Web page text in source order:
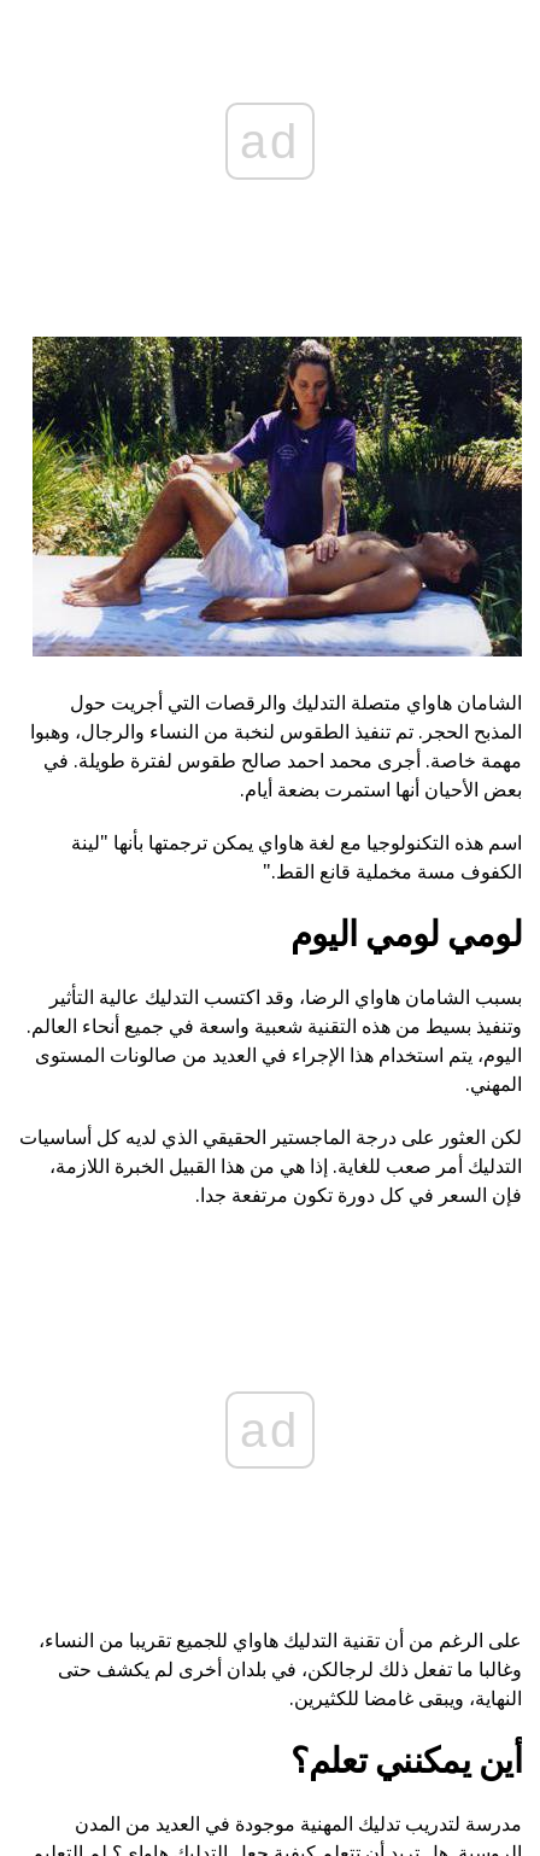
ad
الشامان هاواي متصلة التدليك والرقصات التي أجريت حول
المذبح الحجر. تم تنفيذ الطقوس لنخبة من النساء والرجال، وهبوا
مهمة خاصة. أجرى محمد احمد صالح طقوس لفترة طويلة. في
بعض الأحيان أنها استمرت بضعة أيام.
اسم هذه التكنولوجيا مع لغة هاواي يمكن ترجمتها بأنها "لينة
الكفوف مسة مخملية قانع القط."
لومي لومي اليوم
بسبب الشامان هاواي الرضا، وقد اكتسب التدليك عالية التأثير
وتنفيذ بسيط من هذه التقنية شعبية واسعة في جميع أنحاء العالم.
اليوم، يتم استخدام هذا الإجراء في العديد من صالونات المستوى
المهني.
لكن العثور على درجة الماجستير الحقيقي الذي لديه كل أساسيات
التدليك أمر صعب للغاية. إذا هي من هذا القبيل الخبرة اللازمة،
فإن السعر في كل دورة تكون مرتفعة جدا.
ad
على الرغم من أن تقنية التدليك هاواي للجميع تقريبا من النساء،
وغالبا ما تفعل ذلك لرجالكن، في بلدان أخرى لم يكشف حتى
النهاية، ويبقى غامضا للكثيرين.
أين يمكنني تعلم؟
مدرسة لتدريب تدليك المهنية موجودة في العديد من المدن